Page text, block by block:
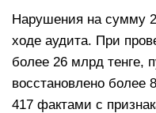
Нарушения на сумму
ходе аудита. При
более 26 млрд тенге,
восстановлено более
417 фактами с